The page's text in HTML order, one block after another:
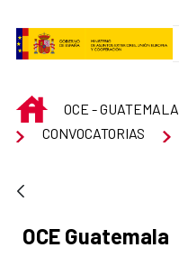
INICIOOCE - GUATEMALA
CONVOCATORIAS
Ad section:
OCE Guatemala